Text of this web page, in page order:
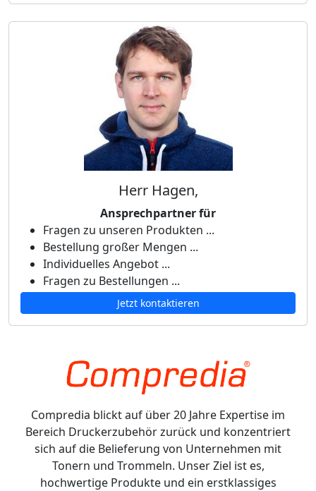
Herr Hagen,
Ansprechpartner für
Fragen zu unseren Produkten ...
Bestellung großer Mengen ...
Individuelles Angebot ...
Fragen zu Bestellungen ...
Jetzt kontaktieren
Compredia blickt auf über 20 Jahre Expertise im
Bereich Druckerzubehör zurück und konzentriert
sich auf die Belieferung von Unternehmen mit
Tonern und Trommeln. Unser Ziel ist es,
hochwertige Produkte und ein erstklassiges